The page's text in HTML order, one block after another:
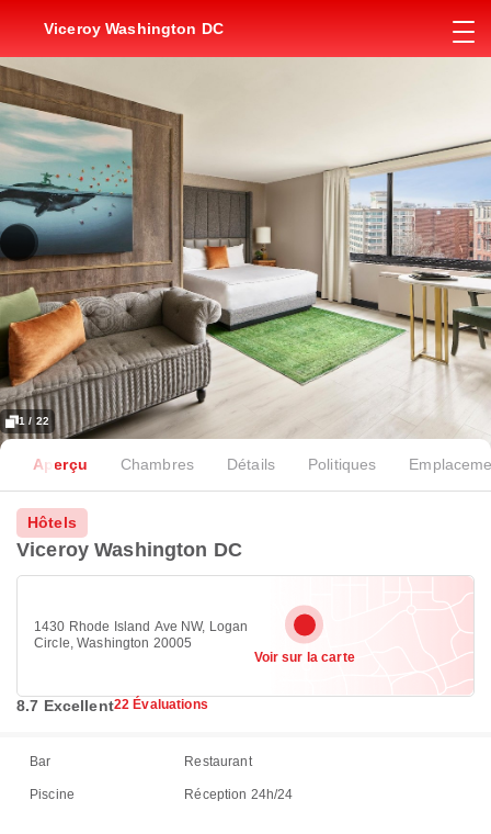
Viceroy Washington DC
1 / 22
Aperçu Chambres Détails Politiques
Hôtels
Viceroy Washington DC
1430 Rhode Island Ave NW, Logan
Circle, Washington 20005
Voir sur la carte
8.7 Excellent22 Évaluations
Bar Restaurant
Piscine Réception 24h/24